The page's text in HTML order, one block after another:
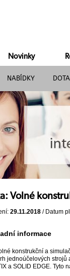
Novinky
NABÍDKY
Volné
29.11.2018 / Datum
informace
konstrukční a
jednoúčelových strojů
a SOLID EDGE.